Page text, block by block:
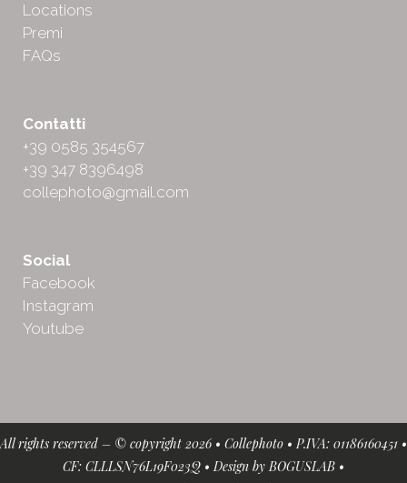
Locations
Premi
FAQs
Contatti
+39 0585 354567
+39 347 8396498
collephoto@gmail.com
Social
Facebook
Instagram
Youtube
All rights reserved – © copyright 2026 • Collephoto • P.IVA: 01186160451 •
CF: CLLLSN76L19F023Q • Design byBOGUSLAB •